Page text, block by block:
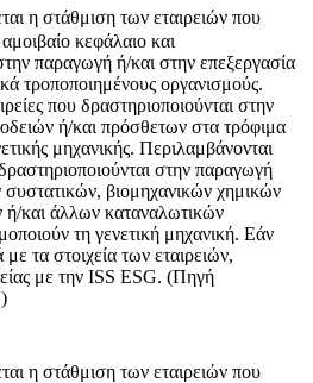
η στάθμιση των εταιρειών που
κεφάλαιο και
παραγωγή ή/και στην επεξεργασία
τροποποιημένους οργανισμούς.
που δραστηριοποιούνται στην
ή/και πρόσθετων στα τρόφιμα
μηχανικής. Περιλαμβάνονται
στην παραγωγή
βιομηχανικών χημικών
ή/και άλλων καταναλωτικών
τη γενετική μηχανική. Εάν
με τα στοιχεία των εταιρειών,
με την ISS ESG. (Πηγή
η στάθμιση των εταιρειών που